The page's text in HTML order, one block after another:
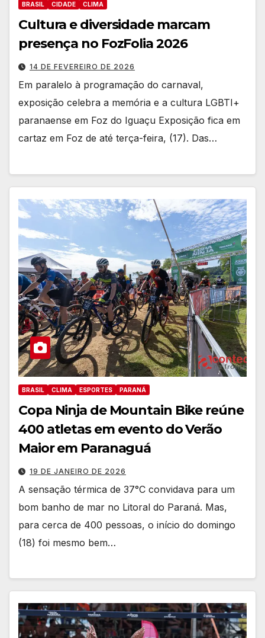
BRASIL CIDADE CLIMA
Cultura e diversidade marcam
presença no FozFolia 2026
14 DE FEVEREIRO DE 2026
Em paralelo à programação do carnaval,
exposição celebra a memória e a cultura LGBTI+
paranaense em Foz do Iguaçu Exposição fica em
cartaz em Foz de até terça-feira, (17). Das…
BRASIL CLIMA ESPORTES PARANÁ
Copa Ninja de Mountain Bike reúne
400 atletas em evento do Verão
Maior em Paranaguá
19 DE JANEIRO DE 2026
A sensação térmica de 37°C convidava para um
bom banho de mar no Litoral do Paraná. Mas,
para cerca de 400 pessoas, o início do domingo
(18) foi mesmo bem…